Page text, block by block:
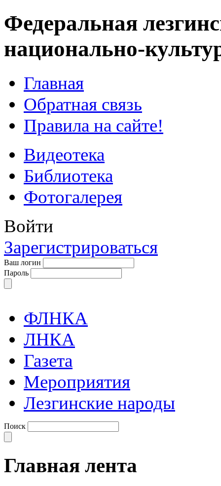
Федеральная
национально-
Главная
Обратная связь
Правила на сайте!
Видеотека
Библиотека
Фотогалерея
Войти
Зарегистрироваться
Ваш логин
Пароль
ФЛНКА
ЛНКА
Газета
Мероприятия
Лезгинские народы
Поиск
Главная лента